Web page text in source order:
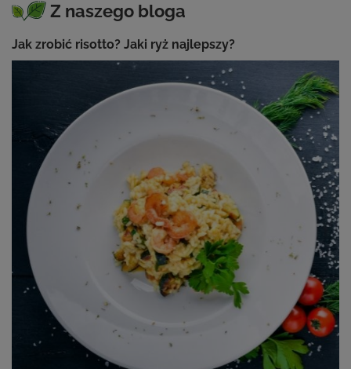
Z naszego bloga
Jak zrobić risotto? Jaki ryż najlepszy?